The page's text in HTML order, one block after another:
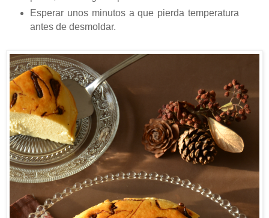
Esperar unos minutos a que pierda temperatura
antes de desmoldar.